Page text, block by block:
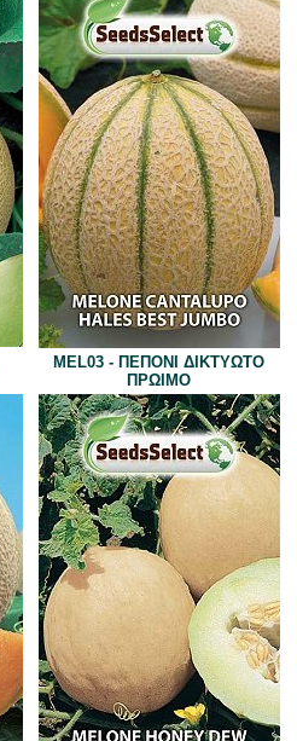
MΕL03 - ΠΕΠΟΝΙ ΔΙΚΤΥΩΤΟ
ΠΡΩΙΜΟ